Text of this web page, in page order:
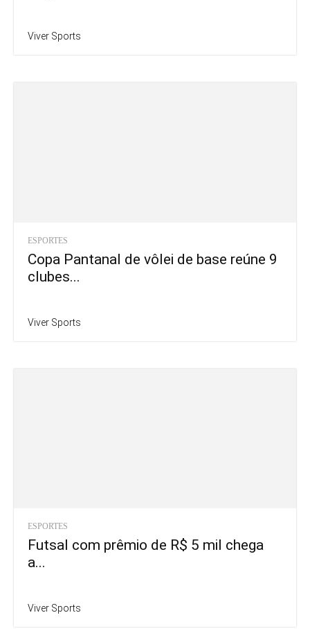
Viver Sports
ESPORTES
Copa Pantanal de vôlei de base reúne 9
clubes...
Viver Sports
ESPORTES
Futsal com prêmio de R$ 5 mil chega
a...
Viver Sports